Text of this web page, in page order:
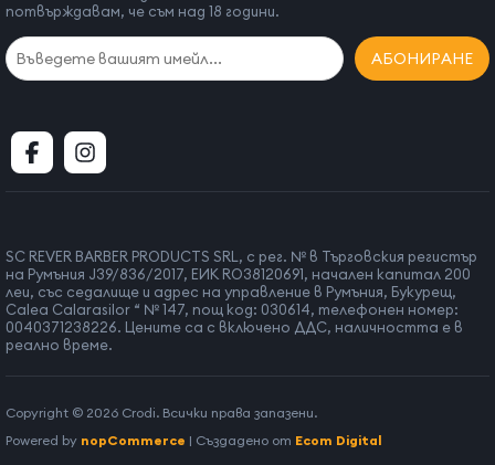
потвърждавам, че съм над 18 години.
АБОНИРАНЕ
SC REVER BARBER PRODUCTS SRL, с рег. № в Търговския регистър
на Румъния J39/836/2017, ЕИК RO38120691, начален капитал 200
леи, със седалище и адрес на управление в Румъния, Букурещ,
Calea Calarasilor “ № 147, пощ код: 030614, телефонен номер:
0040371238226. Цените са с включено ДДС, наличността е в
реално време.
Copyright © 2026 Crodi. Всички права запазени.
Powered by nopCommerce | Създадено от Ecom Digital